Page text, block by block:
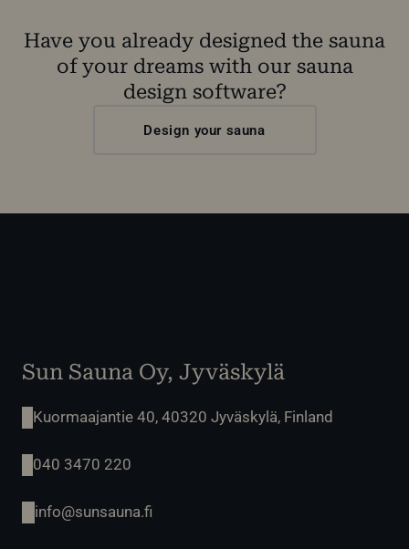
Have you already designed the sauna
of your dreams with our sauna
design software?
Design your sauna
Sun Sauna Oy, Jyväskylä
Kuormaajantie 40, 40320 Jyväskylä, Finland
040 3470 220
info@sunsauna.fi